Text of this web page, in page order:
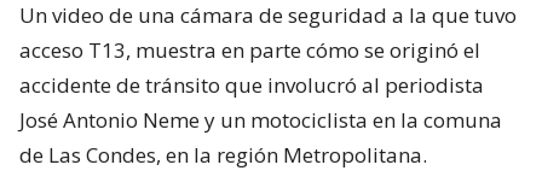
Un video de una cámara de seguridad a la que tuvo
acceso T13, muestra en parte cómo se originó el
accidente de tránsito que involucró al periodista
José Antonio Neme y un motociclista en la comuna
de Las Condes, en la región Metropolitana.